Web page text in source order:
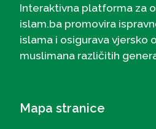
neprimjerenih dijaloga i
scena.
Interaktivna platforma za
islam.ba promovira
islama i osigurava vjersko
muslimana različitih
Mapa stranice